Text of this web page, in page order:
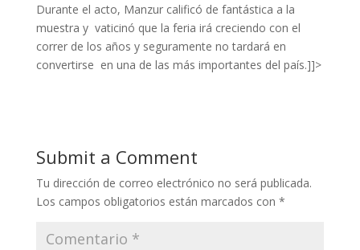
Durante el acto, Manzur calificó de fantástica a la
muestra y vaticinó que la feria irá creciendo con el
correr de los años y seguramente no tardará en
convertirse en una de las más importantes del país.]]>
Submit a Comment
Tu dirección de correo electrónico no será publicada.
Los campos obligatorios están marcados con *